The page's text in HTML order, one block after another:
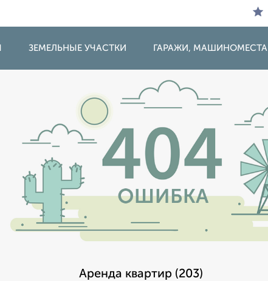
ЗЕМЕЛЬНЫЕ УЧАСТКИ ГАРАЖИ, МАШИНОМЕСТА
Аренда квартир (203)